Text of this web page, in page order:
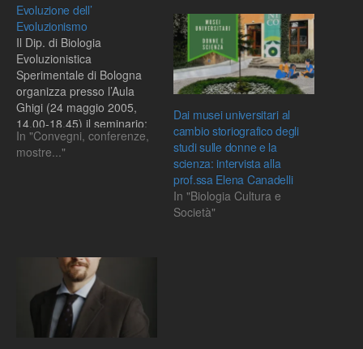
Evoluzione dell’
Evoluzionismo
Il Dip. di Biologia
Evoluzionistica
Sperimentale di Bologna
organizza presso l’Aula
Ghigi (24 maggio 2005,
14.00-18.45) il seminario:
Evoluzione dell’
Evoluzionismo
pubblica Prof.ssa Rita
Casadio, Univ. di Bologna,
(Biofisica): Evoluzione
delle…
In "Convegni, conferenze,
mostre..."
Dai musei universitari al
cambio storiografico degli
studi sulle donne e la
scienza: intervista alla
prof.ssa Elena Canadelli
In "Biologia Cultura e
Società"